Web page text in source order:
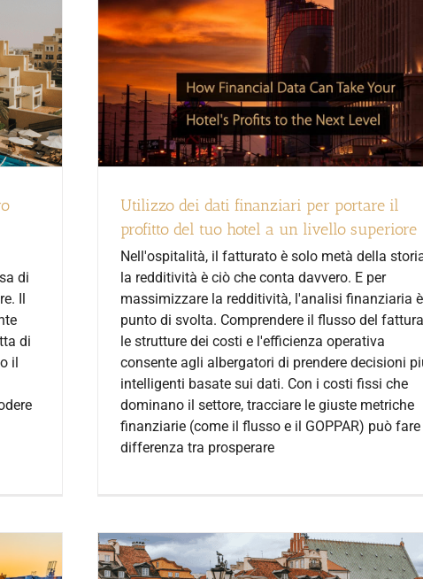
di
Il
di
il
Utilizzo dei dati finanziari per portare il
profitto del tuo hotel a un livello superiore
Nell'ospitalità, il fatturato è solo metà della
la redditività è ciò che conta davvero. E per
massimizzare la redditività, l'analisi finanziaria
punto di svolta. Comprendere il flusso del
le strutture dei costi e l'efficienza operativa
consente agli albergatori di prendere decisioni
intelligenti basate sui dati. Con i costi fissi che
dominano il settore, tracciare le giuste metriche
finanziarie (come il flusso e il GOPPAR) può
differenza tra prosperare